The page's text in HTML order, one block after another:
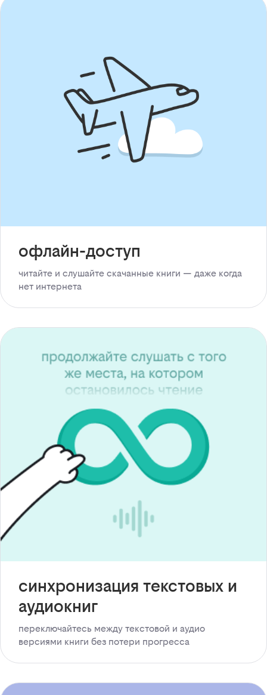
офлайн-доступ
читайте и слушайте скачанные книги — даже когда
нет интернета
синхронизация текстовых и
аудиокниг
переключайтесь между текстовой и аудио
версиями книги без потери прогресса